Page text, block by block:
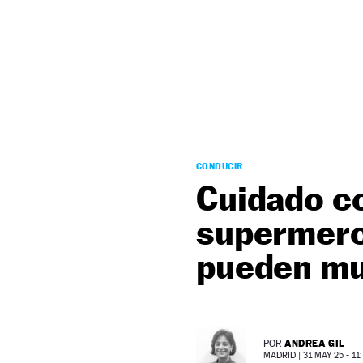
CONDUCIR
Cuidado
pueden
POR ANDREA GIL
MADRID | 31 MAY 25 -